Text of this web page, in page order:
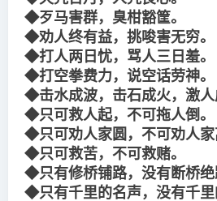
◆歹马害群，臭柑豁筐。
◆劝人终有益，挑唆害无穷。
◆打人两日忧，骂人三日羞。
◆打空拳费力，说空话劳神。
◆击水成波，击石成火，激人
◆只可救人起，不可拖人倒。
◆只可劝人家圆，不可劝人家
◆只可救苦，不可救赌。
◆只有修桥铺路，没有断桥绝
◆只有千里的名声，没有千里